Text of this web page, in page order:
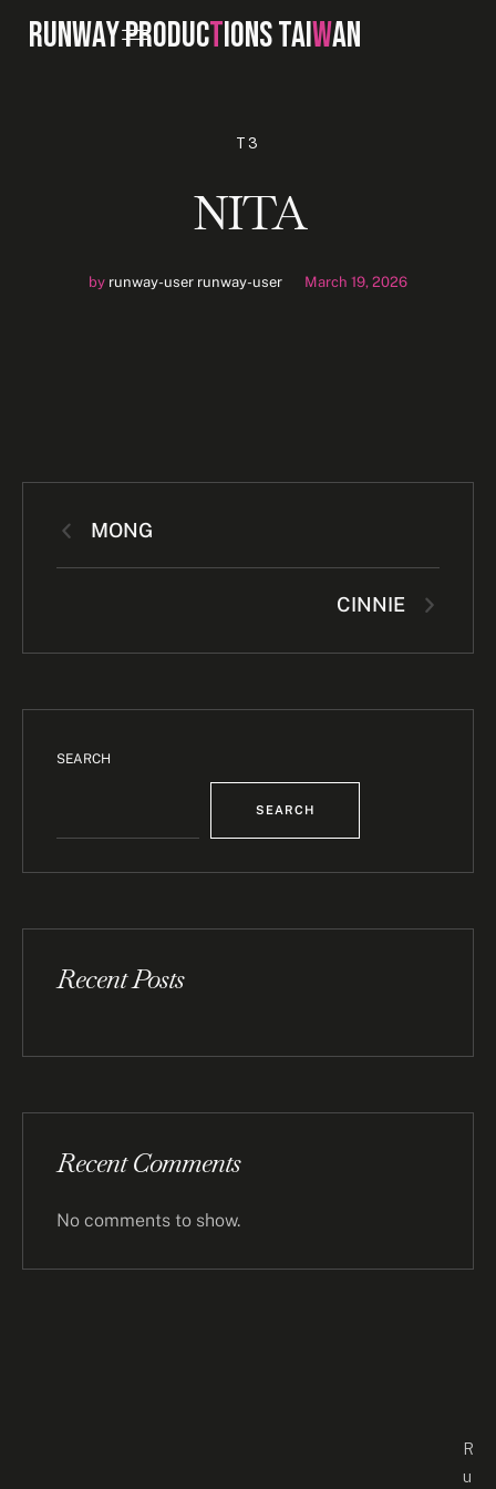
RUNWAY PRODUCTIONS TAIWAN
T3
NITA
by runway-user runway-user March 19, 2026
MONG
CINNIE
SEARCH
SEARCH
Recent Posts
Recent Comments
No comments to show.
R
u